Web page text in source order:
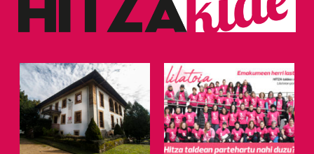
erabiltzeko baimen esplizitua ematen diguzu.
Gehiago